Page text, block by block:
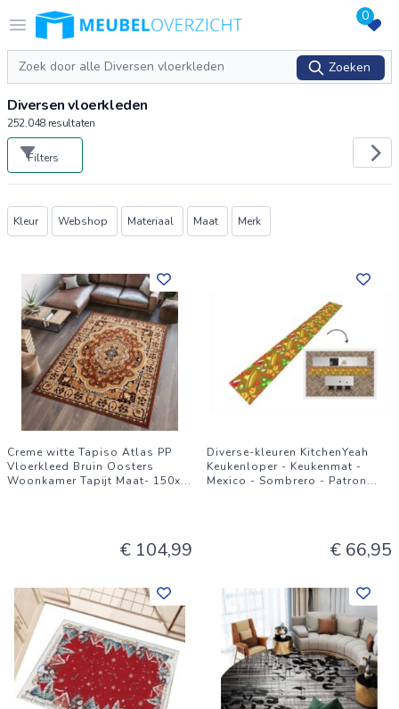
Open menu
Logo Meubeloverzicht.nl 0
Zoeken
Zoeken
Diversen vloerkleden
252.048 resultaten
Filters
Producten
Kleur Webshop Materiaal Maat Merk
Creme witte Tapiso Atlas PP
Vloerkleed Bruin Oosters
Woonkamer Tapijt Maat- 150x...
€ 104,99
Diverse-kleuren KitchenYeah
Keukenloper - Keukenmat -
Mexico - Sombrero - Patron...
€ 66,95